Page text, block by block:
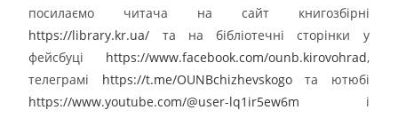
посилаємо читача на сайт книгозбірні
https://library.kr.ua/ та на бібліотечні сторінки у
фейсбуці https://www.facebook.com/ounb.kirovohrad,
телеграмі https://t.me/OUNBchizhevskogoта ютюбі
https://www.youtube.com/@user-lq1ir5ew6m і